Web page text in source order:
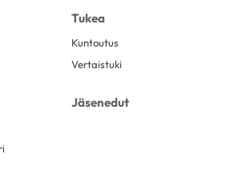
Tukea
Kuntoutus
Vertaistuki
Jäsenedut